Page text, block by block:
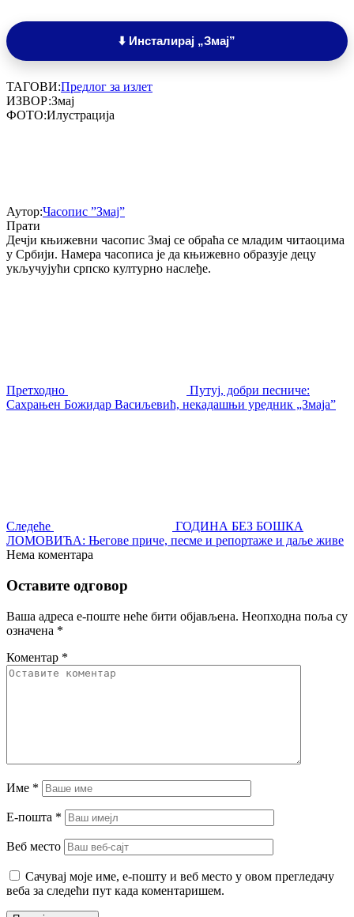
⬇️ Инсталирај „Змај”
ТАГОВИ:Предлог за излет
ИЗВОР:Змај
ФОТО:Илустрација
Аутор:Часопис ”Змај”
Прати
Дечји књижевни часопис Змај се обраћа се младим читаоцима
у Србији. Намера часописа је да књижевно образује децу
укључујући српско културно наслеђе.
Претходно
Путуј, добри песниче:
Сахрањен Божидар Васиљевић, некадашњи уредник „Змаја”
Следеће
ГОДИНА БЕЗ БОШКА
ЛОМОВИЋА: Његове приче, песме и репортаже и даље живе
Нема коментара
Оставите одговор
Ваша адреса е-поште неће бити објављена. Неопходна поља су
означена *
Коментар *
Име *
Е-пошта *
Веб место
Сачувај моје име, е-пошту и веб место у овом прегледачу
веба за следећи пут када коментаришем.